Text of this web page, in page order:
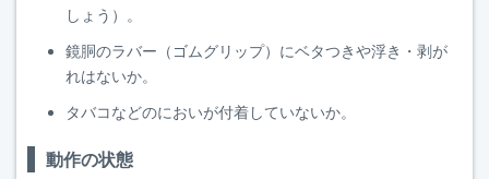
しょう）。
鏡胴のラバー（ゴムグリップ）にベタつきや浮き・剥が
れはないか。
タバコなどのにおいが付着していないか。
動作の状態